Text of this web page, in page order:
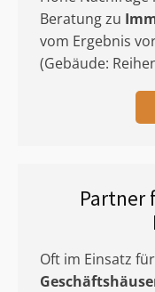
Beratung zu
vom Ergebnis
(Gebäude:
Partner
Oft im Einsatz